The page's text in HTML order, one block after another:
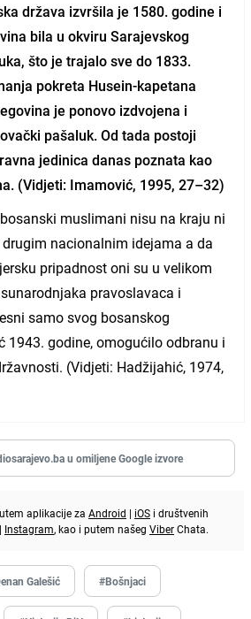
država izvršila je 1580. godine i
bila u okviru Sarajevskog
što je trajalo sve do 1833.
pokreta Husein-kapetana
je ponovo izdvojena i
pašaluk. Od tada postoji
jedinica danas poznata kao
(Vidjeti: Imamović, 1995, 27–32)
muslimani nisu na kraju ni
drugim nacionalnim idejama a da
pripadnost oni su u velikom
pravoslavaca i
samo svog bosanskog
1943. godine, omogućilo odbranu i
(Vidjeti: Hadžijahić, 1974,
u omiljene Google izvore
aplikacije za Android | iOS i društvenih
| Instagram, kao i putem našeg ViberChata.
Galešić #Bošnjaci